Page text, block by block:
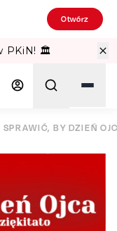
Otwórz
PKiN! 🏛️
SPRAWIĆ, BY DZIEŃ